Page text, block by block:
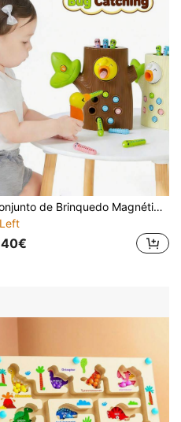
1 Conjunto de Brinquedo Magnético Pica-Pau para Pegar Insetos e Pescar para Crianças a partir de 3 Anos - Jogo Interativo de Mesa para Pais e Filhos, Brinquedo Educativo para Treinamento de Coordenação Motora e Concentração